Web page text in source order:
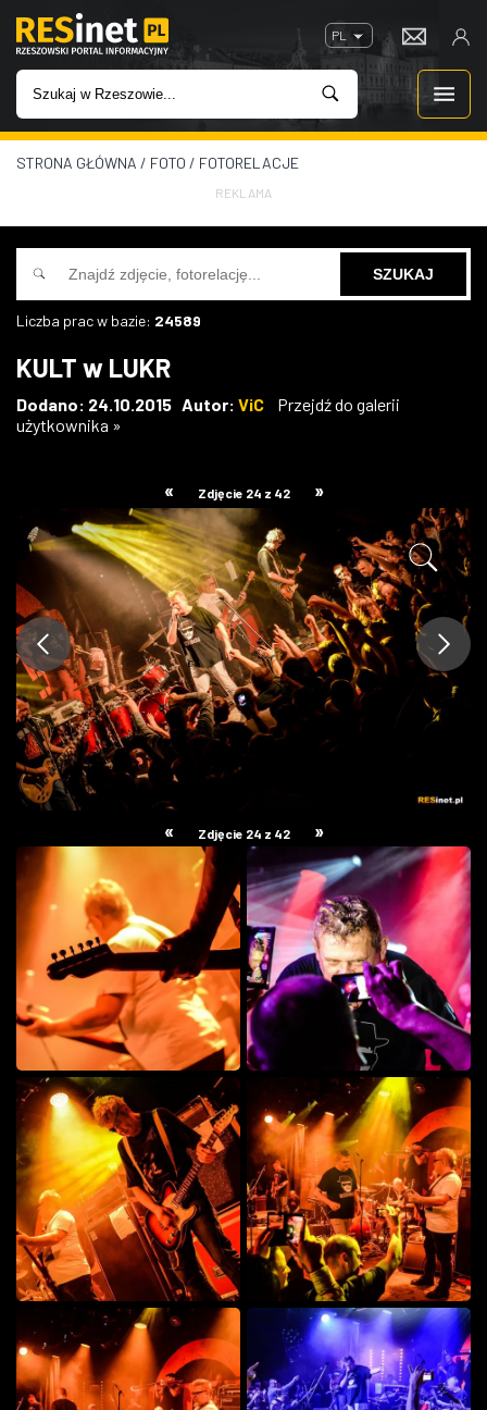
PL
WIADOMOŚCI
INWESTYCJE
IMPREZY
W KINACH
ZDJĘCIA
W RZESZOWIE
STRONA GŁÓWNA / FOTO / FOTORELACJE
REKLAMA
Liczba prac w bazie: 24589
KULT w LUKR
Dodano: 24.10.2015 Autor: ViC
Przejdź do galerii
użytkownika »
« Zdjęcie 24 z 42 »
« Zdjęcie 24 z 42 »